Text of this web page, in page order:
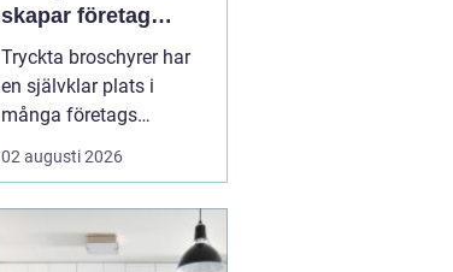
skapar företag
trycksaker som blir
lästa
Tryckta broschyrer har
en självklar plats i
många företags
marknadsföring, trots en
allt mer digital vardag.
broschyr kan förklara
komplexa tjänster, bygga
02 augusti 2026